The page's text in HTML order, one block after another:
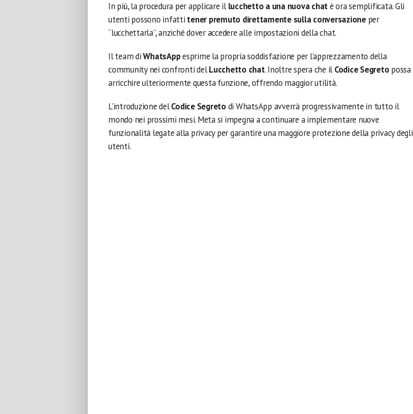
In più, la procedura per applicare il lucchetto a una nuova chatè ora semplificata. Gli
utenti possono infatti tener premuto direttamente sulla conversazioneper
“lucchettarla”, anziché dover accedere alle impostazioni della chat.
Il team diWhatsAppesprime la propria soddisfazione per l’apprezzamento della
community nei confronti delLucchetto chat. Inoltre spera che il Codice Segreto possa
arricchire ulteriormente questa funzione, offrendo maggior utilità.
L’introduzione delCodice Segreto di WhatsApp avverrà progressivamente in tutto il
mondo nei prossimi mesi. Meta si impegna a continuare a implementare nuove
funzionalità legate alla privacy per garantire una maggiore protezione della privacy degli
utenti.